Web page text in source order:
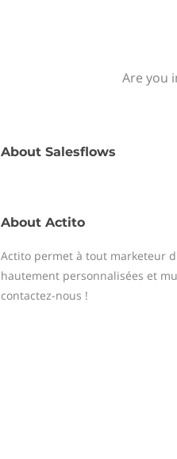
Are you
About Salesflows
About Actito
Actito permet à tout marketeur
hautement personnalisées et
contactez-nous !